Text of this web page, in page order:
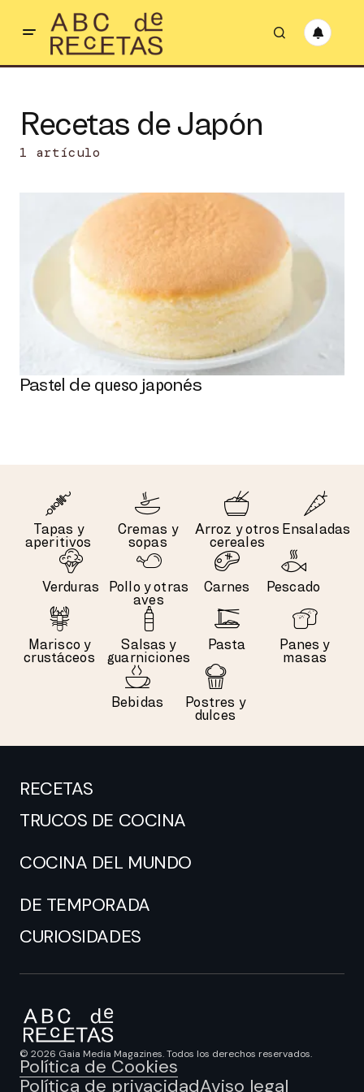
Recetas de Japón
1 artículo
Pastel de queso japonés
Tapas y
aperitivos
Cremas y
sopas
Arroz y otros
cereales
Ensaladas
Verduras
Pollo y otras
aves
Carnes Pescado
Marisco y
crustáceos
Salsas y
guarniciones
Pasta
Panes y
masas
Bebidas
Postres y
dulces
RECETAS
TRUCOS DE COCINA
COCINA DEL MUNDO
DE TEMPORADA
CURIOSIDADES
© 2026 Gaia Media Magazines. Todos los derechos reservados.
Política de Cookies
Política de privacidadAviso legal